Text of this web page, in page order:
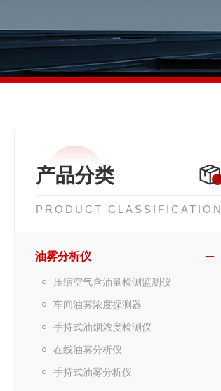
产品分类
PRODUCT CLASSIFICATION
油雾分析仪
压缩空气含油量检测监测仪
车间油雾浓度探测器
手持式油烟浓度检测仪
在线油雾分析仪
手持式油雾分析仪